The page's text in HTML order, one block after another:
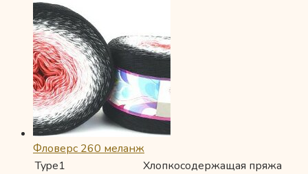
Фловерс 260 меланж
Type1
Хлопкосодержащая пряжа